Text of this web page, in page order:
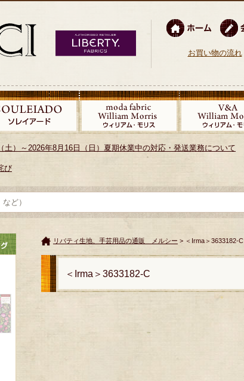
お買い物の流れ
土）～2026年8月16日（日）夏期休業中の対応・発送業務について
び
リバティ生地、手芸用品の通販 メルシー > ＜Irma＞3633182-C
＜Irma＞3633182-C